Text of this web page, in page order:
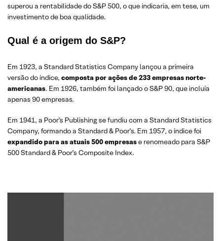
superou a rentabilidade do S&P 500, o que indicaria, em tese, um
investimento de boa qualidade.
Qual é a origem do S&P?
Em 1923, a Standard Statistics Company lançou a primeira
versão do índice, composta por ações de 233 empresas norte-
americanas. Em 1926, também foi lançado o S&P 90, que incluía
apenas 90 empresas.
Em 1941, a Poor’s Publishing se fundiu com a Standard Statistics
Company, formando a Standard & Poor’s. Em 1957, o índice foi
expandido para as atuais 500 empresase renomeado para S&P
500 Standard & Poor’s Composite Index.